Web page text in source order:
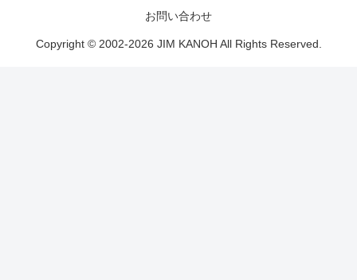
お問い合わせ
Copyright © 2002-2026 JIM KANOH All Rights Reserved.